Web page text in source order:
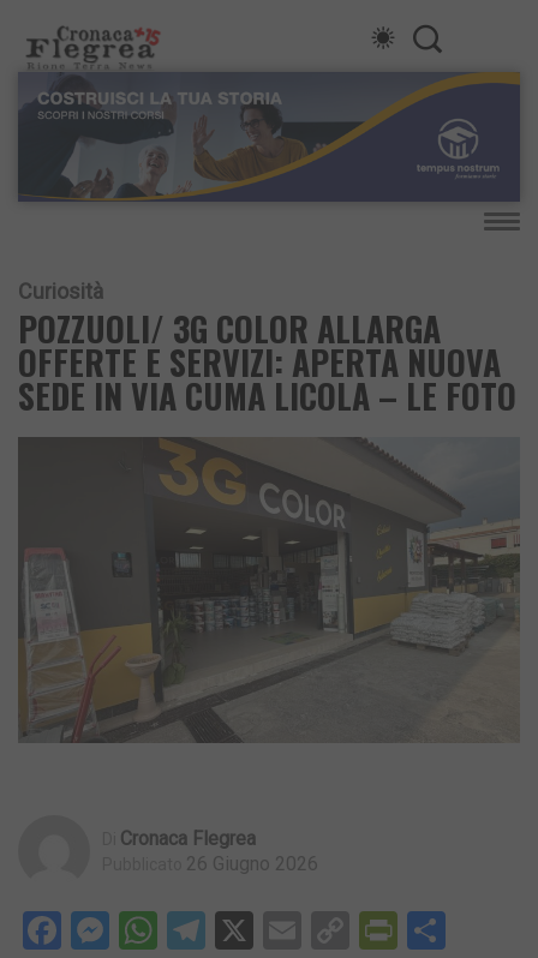
Curiosità
POZZUOLI/ 3G COLOR ALLARGA
OFFERTE E SERVIZI: APERTA NUOVA
SEDE IN VIA CUMA LICOLA – LE FOTO
Cronaca Flegrea
26 Giugno 2026
Facebook
Messenger
WhatsApp
Telegram
X EmailCopy